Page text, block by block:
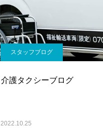
スタッフブログ
介護タクシーブログ
2022.10.25